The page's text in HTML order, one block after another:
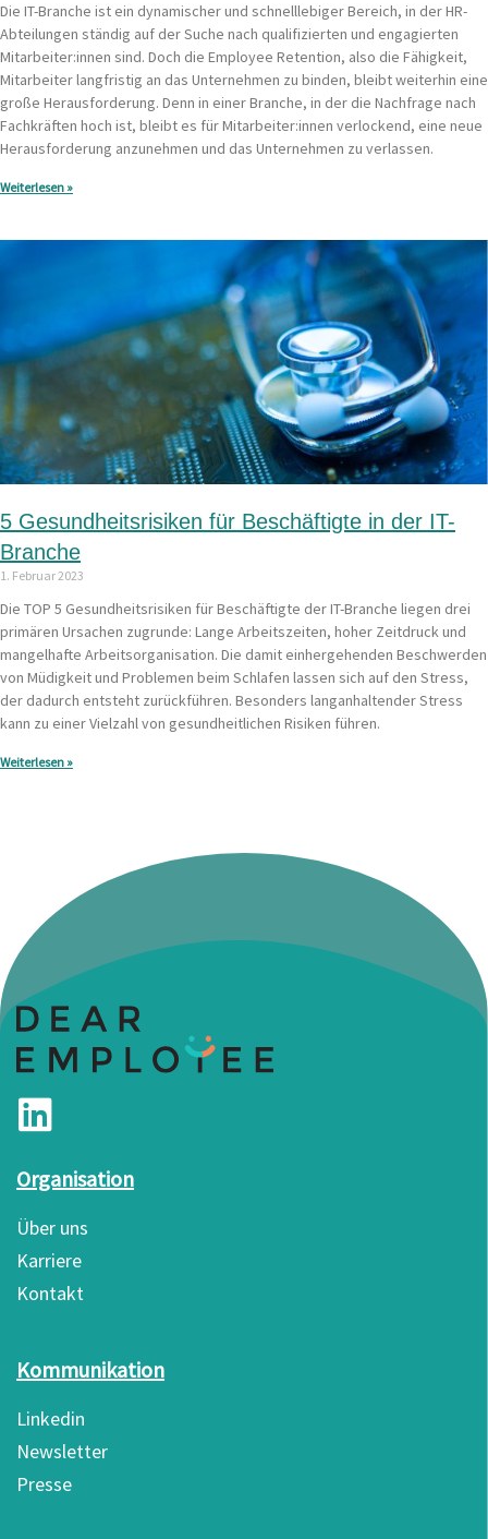
Die IT-Branche ist ein dynamischer und schnelllebiger Bereich, in der HR-
Abteilungen ständig auf der Suche nach qualifizierten und engagierten
Mitarbeiter:innen sind. Doch die Employee Retention, also die Fähigkeit,
Mitarbeiter langfristig an das Unternehmen zu binden, bleibt weiterhin eine
große Herausforderung. Denn in einer Branche, in der die Nachfrage nach
Fachkräften hoch ist, bleibt es für Mitarbeiter:innen verlockend, eine neue
Herausforderung anzunehmen und das Unternehmen zu verlassen.
Weiterlesen »
5 Gesundheitsrisiken für Beschäftigte in der IT-
Branche
1. Februar 2023
Die TOP 5 Gesundheitsrisiken für Beschäftigte der IT-Branche liegen drei
primären Ursachen zugrunde: Lange Arbeitszeiten, hoher Zeitdruck und
mangelhafte Arbeitsorganisation. Die damit einhergehenden Beschwerden
von Müdigkeit und Problemen beim Schlafen lassen sich auf den Stress,
der dadurch entsteht zurückführen. Besonders langanhaltender Stress
kann zu einer Vielzahl von gesundheitlichen Risiken führen.
Weiterlesen »
Organisation
Über uns
Karriere
Kontakt
Kommunikation
Linkedin
Newsletter
Presse